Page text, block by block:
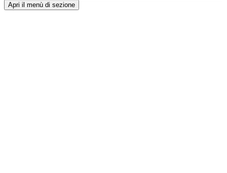
Apri il menù di sezione